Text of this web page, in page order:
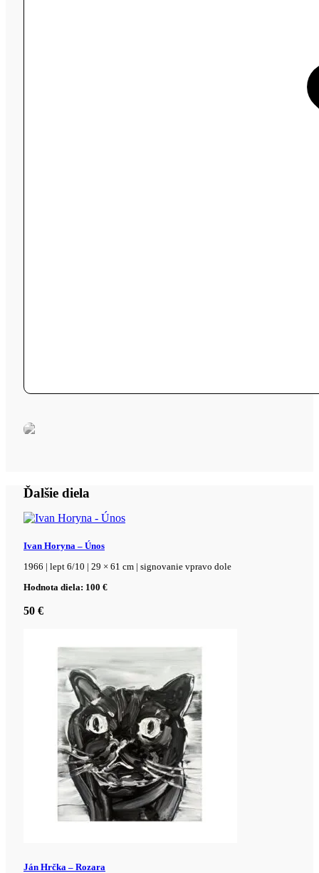
Ďalšie diela
Ivan Horyna – Únos
1966 | lept 6/10 | 29 × 61 cm | signovanie vpravo dole
Hodnota diela: 100 €
50 €
Ján Hrčka – Rozara